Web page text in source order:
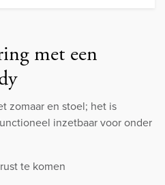
met een
zomaar en stoel; het is
inzetbaar voor onder
te komen